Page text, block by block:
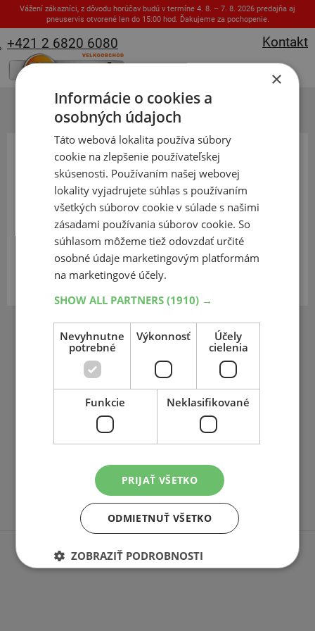
Vážení zákazníci, z dôvodu horúčav budú v termíne 4. 8. – 7. 8. 2026 predajňa aj
pneuservis otvorené len do 15:00 hod. Ďakujeme za pochopenie.
Kontakt
+421 2 6820 6080
Zaslať zabudnuté heslo
Pre zaslanie zabudnutého hesla zadajte užívateľské meno alebo
Užívateľské meno
alebo
© 2003–2026 AZ pneu s.r.o.
×
Informácie o cookies a
osobných údajoch
Táto webová lokalita používa súbory
cookie na zlepšenie používateľskej
skúsenosti. Používaním našej webovej
lokality vyjadrujete súhlas s používaním
všetkých súborov cookie v súlade s našimi
zásadami používania súborov cookie. So
súhlasom môžeme tiež odovzdať určité
osobné údaje marketingovým platformám
na marketingové účely.
SHOW ALL PARTNERS(1910) →
Nevyhnutne
potrebné
Výkonnosť
Účely
cielenia
Funkcie Neklasifikované
PRIJAŤ VŠETKO
ODMIETNUŤ VŠETKO
ZOBRAZIŤ PODROBNOSTI